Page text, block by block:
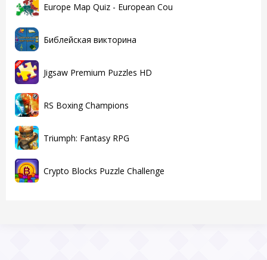
Europe Map Quiz - European Cou
Библейская викторина
Jigsaw Premium Puzzles HD
RS Boxing Champions
Triumph: Fantasy RPG
Crypto Blocks Puzzle Challenge